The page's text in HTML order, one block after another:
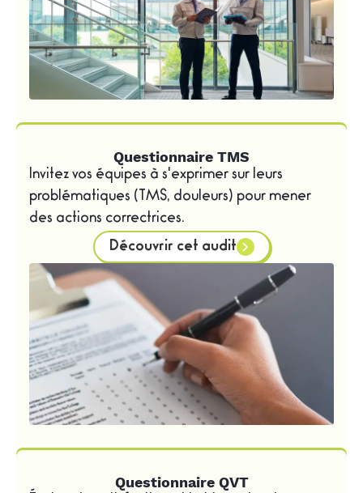
Questionnaire TMS
Invitez vos équipes à s'exprimer sur leurs
problématiques (TMS, douleurs) pour mener
des actions correctrices.
Découvrir cet audit
Questionnaire QVT